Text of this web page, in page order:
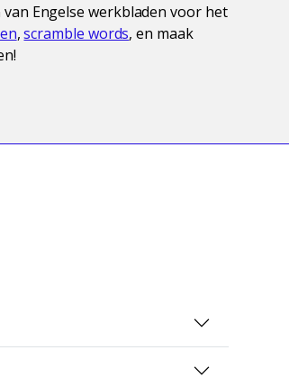
Engelse werkbladen voor het
,scramble words, en maak